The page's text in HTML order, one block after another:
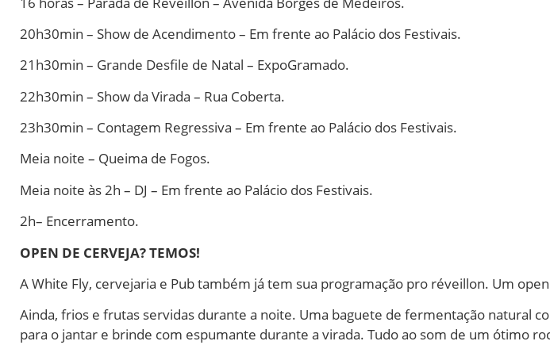
20h30min – Show de Acendimento – Em frente ao Palácio dos Festivais.
21h30min – Grande Desfile de Natal – ExpoGramado.
22h30min – Show da Virada – Rua Coberta.
23h30min – Contagem Regressiva – Em frente ao Palácio dos Festivais.
Meia noite – Queima de Fogos.
Meia noite às 2h – DJ – Em frente ao Palácio dos Festivais.
2h– Encerramento.
OPEN DE CERVEJA? TEMOS!
A White Fly, cervejaria e Pub também já tem sua programação pro réveillon. Um
Ainda, frios e frutas servidas durante a noite. Uma baguete de fermentação natural
para o jantar e brinde com espumante durante a virada. Tudo ao som de um ótimo